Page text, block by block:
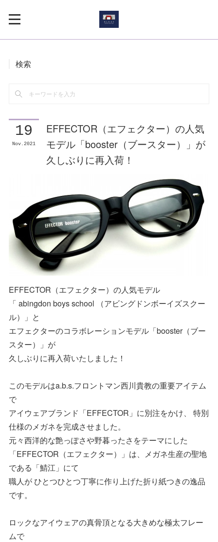
検索
19
Nov 2021
EFFECTOR（エフェクター）の人気
モデル「booster（ブースター）」が
久しぶりに再入荷！
EFFECTOR（エフェクター）の人気モデル
「 abingdon boys school （アビングドンボーイズスクー
ル）」と
エフェクターのコラボレーションモデル「booster（ブー
スター）」が
久しぶりに再入荷いたしました！
このモデルはa.b.s.フロントマン西川貴教の重要アイテム
で
アイウェアブランド「EFFECTOR」に別注をかけ、 特別
仕様のメガネを完成させました。
元々西洋的な艶っぽさや野暮ったさをテーマにした
「EFFECTOR（エフェクター）」は、メガネ生産の聖地
である「鯖江」にて
職人が ひとつひとつ丁寧に作り上げた折り紙つきの逸品
です。
ロックなアイウェアの真骨頂となる大きめな極太フレー
ムで